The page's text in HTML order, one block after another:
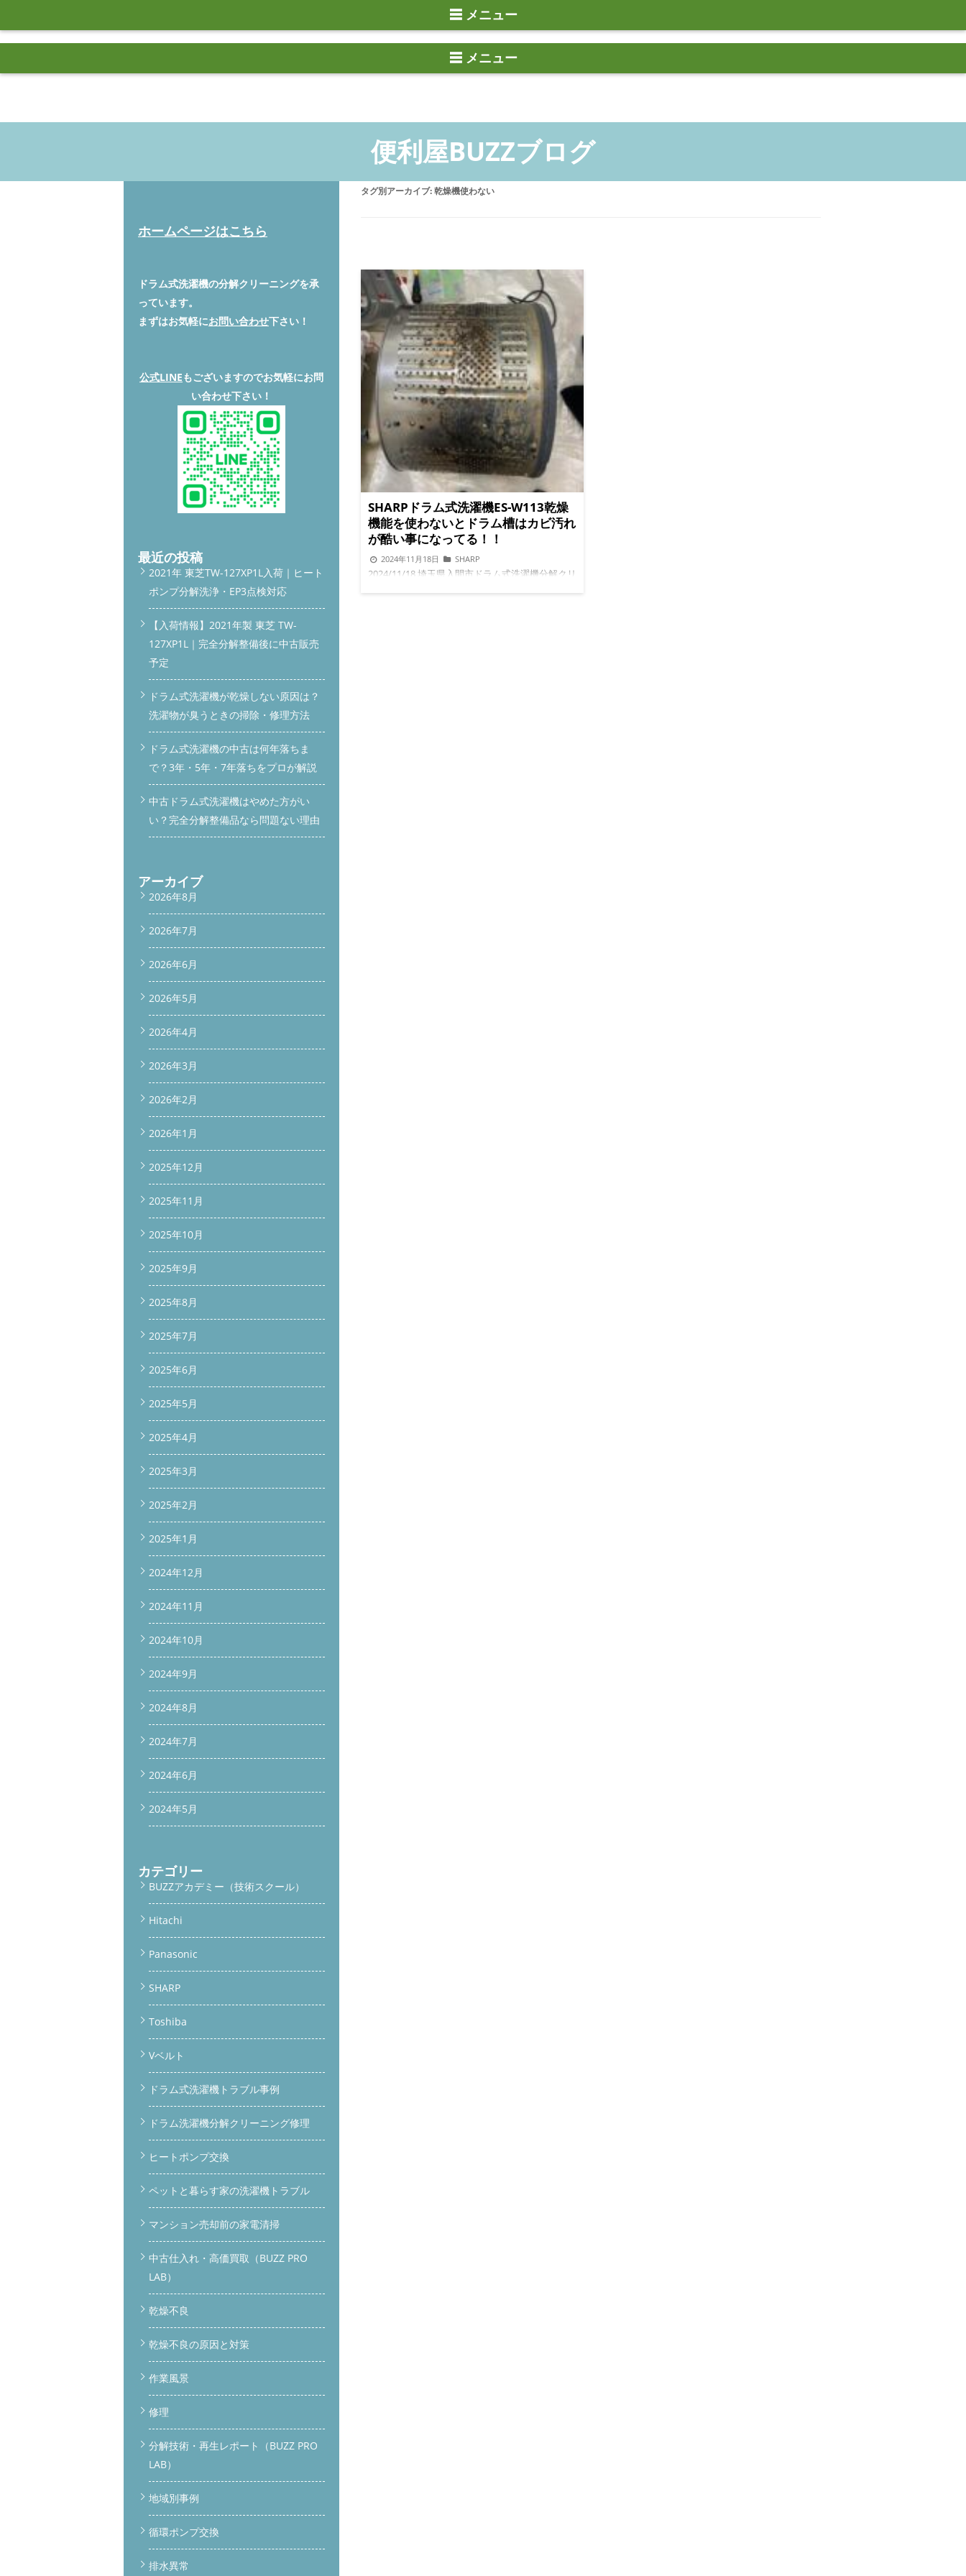
☰ メニュー
タグ別アーカイブ:乾燥機使わない
SHARPドラム式洗濯機ES-W113乾燥
機能を使わないとドラム槽はカビ汚れ
が酷い事になってる！！
2024年11月18日 SHARP
2024/11/18 埼玉県入間市ドラム式洗濯機分解クリ
ホームページはこちら
ドラム式洗濯機の分解クリーニングを承
っています。
まずはお気軽にお問い合わせ下さい！
公式LINEもございますのでお気軽にお問
い合わせ下さい！
最近の投稿
2021年 東芝TW-127XP1L入荷｜ヒート
ポンプ分解洗浄・EP3点検対応
【入荷情報】2021年製 東芝 TW-
127XP1L｜完全分解整備後に中古販売
予定
ドラム式洗濯機が乾燥しない原因は？
洗濯物が臭うときの掃除・修理方法
ドラム式洗濯機の中古は何年落ちま
で？3年・5年・7年落ちをプロが解説
中古ドラム式洗濯機はやめた方がい
い？完全分解整備品なら問題ない理由
アーカイブ
2026年8月
2026年7月
2026年6月
2026年5月
2026年4月
2026年3月
2026年2月
2026年1月
2025年12月
2025年11月
2025年10月
2025年9月
2025年8月
2025年7月
2025年6月
2025年5月
2025年4月
2025年3月
2025年2月
2025年1月
2024年12月
2024年11月
2024年10月
2024年9月
2024年8月
2024年7月
2024年6月
2024年5月
カテゴリー
BUZZアカデミー（技術スクール）
Hitachi
Panasonic
SHARP
Toshiba
Vベルト
ドラム式洗濯機トラブル事例
ドラム洗濯機分解クリーニング修理
ヒートポンプ交換
ペットと暮らす家の洗濯機トラブル
マンション売却前の家電清掃
中古仕入れ・高価買取（BUZZ PRO
LAB）
乾燥不良
乾燥不良の原因と対策
作業風景
修理
分解技術・再生レポート（BUZZ PRO
LAB）
地域別事例
循環ポンプ交換
排水異常